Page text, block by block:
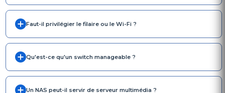
Faut-il privilégier le filaire ou le Wi-Fi ?
Qu'est-ce qu'un switch manageable ?
Un NAS peut-il servir de serveur multimédia ?